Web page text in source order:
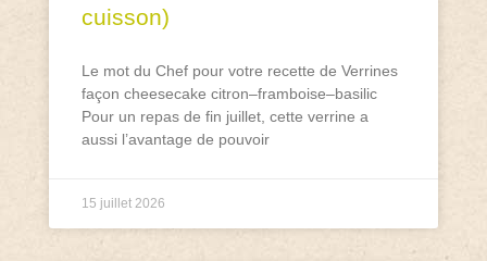
cuisson)
Le mot du Chef pour votre recette de Verrines
façon cheesecake citron–framboise–basilic
Pour un repas de fin juillet, cette verrine a
aussi l’avantage de pouvoir
15 juillet 2026